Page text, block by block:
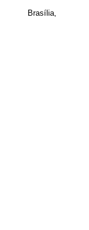
Brasília,